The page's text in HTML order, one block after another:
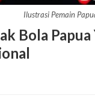
Ilustrasi Pemain
Bola